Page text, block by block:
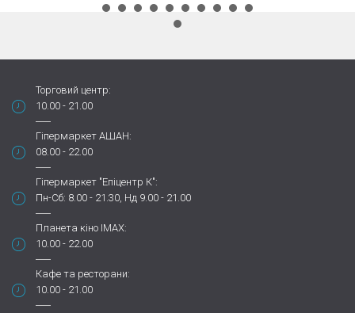
Торговий центр:
10.00 - 21.00
Гіпермаркет АШАН:
08.00 - 22.00
Гіпермаркет "Епіцентр К":
Пн-Сб: 8.00 - 21.30, Нд 9.00 - 21.00
Планета кіно IMAX:
10.00 - 22.00
Кафе та ресторани:
10.00 - 21.00